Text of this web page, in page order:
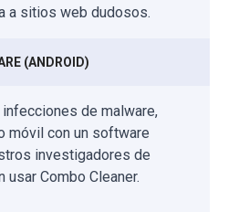
a sitios web dudosos.
(ANDROID)
de malware,
móvil con un software
investigadores de
usar Combo Cleaner.